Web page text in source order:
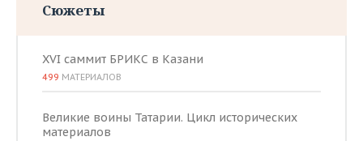
Сюжеты
XVI саммит БРИКС в Казани
499 МАТЕРИАЛОВ
Великие воины Татарии. Цикл исторических
материалов